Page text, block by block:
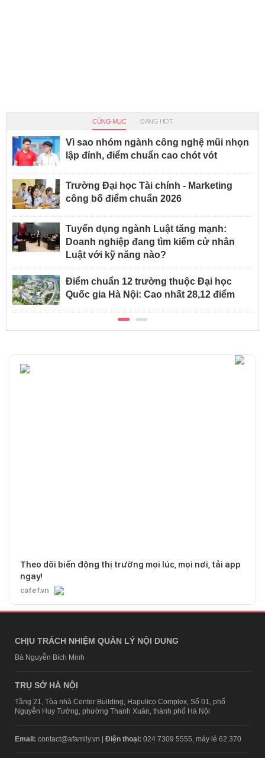
CÙNG MỤC ĐANG HOT
Vì sao nhóm ngành công nghệ mũi nhọn
lập đỉnh, điểm chuẩn cao chót vót
Trường Đại học Tài chính - Marketing
công bố điểm chuẩn 2026
Tuyển dụng ngành Luật tăng mạnh:
Doanh nghiệp đang tìm kiếm cử nhân
Luật với kỹ năng nào?
Điểm chuẩn 12 trường thuộc Đại học
Quốc gia Hà Nội: Cao nhất 28,12 điểm
Theo dõi biến động thị trường mọi lúc, mọi nơi, tải app
ngay!
cafef.vn
CHỊU TRÁCH NHIỆM QUẢN LÝ NỘI DUNG
Bà Nguyễn Bích Minh
TRỤ SỞ HÀ NỘI
Tầng 21, Tòa nhà Center Building, Hapulico Complex, Số 01, phố
Nguyễn Huy Tưởng, phường Thanh Xuân, thành phố Hà Nội
Email: contact@afamily.vn | Điện thoại: 024 7309 5555, máy lẻ 62.370